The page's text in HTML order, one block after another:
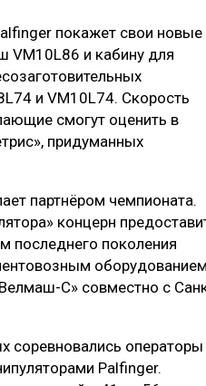
покажет свои новые
VM10L86 и кабину для
и VM10L74. Скорость
смогут оценить в
придуманных
партнёром чемпионата.
концерн
последнего поколения
оборудованием
С» совместно с
соревновались операторы
Palfinger.